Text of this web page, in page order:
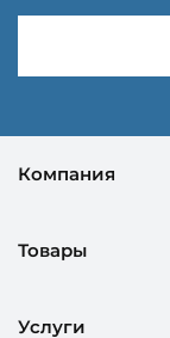
Компания
Товары
Услуги